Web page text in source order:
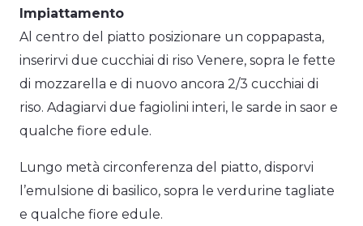
Impiattamento
Al centro del piatto posizionare un coppapasta,
inserirvi due cucchiai di riso Venere, sopra le fette
di mozzarella e di nuovo ancora 2/3 cucchiai di
riso. Adagiarvi due fagiolini interi, le sarde in saor e
qualche fiore edule.
Lungo metà circonferenza del piatto, disporvi
l’emulsione di basilico, sopra le verdurine tagliate
e qualche fiore edule.